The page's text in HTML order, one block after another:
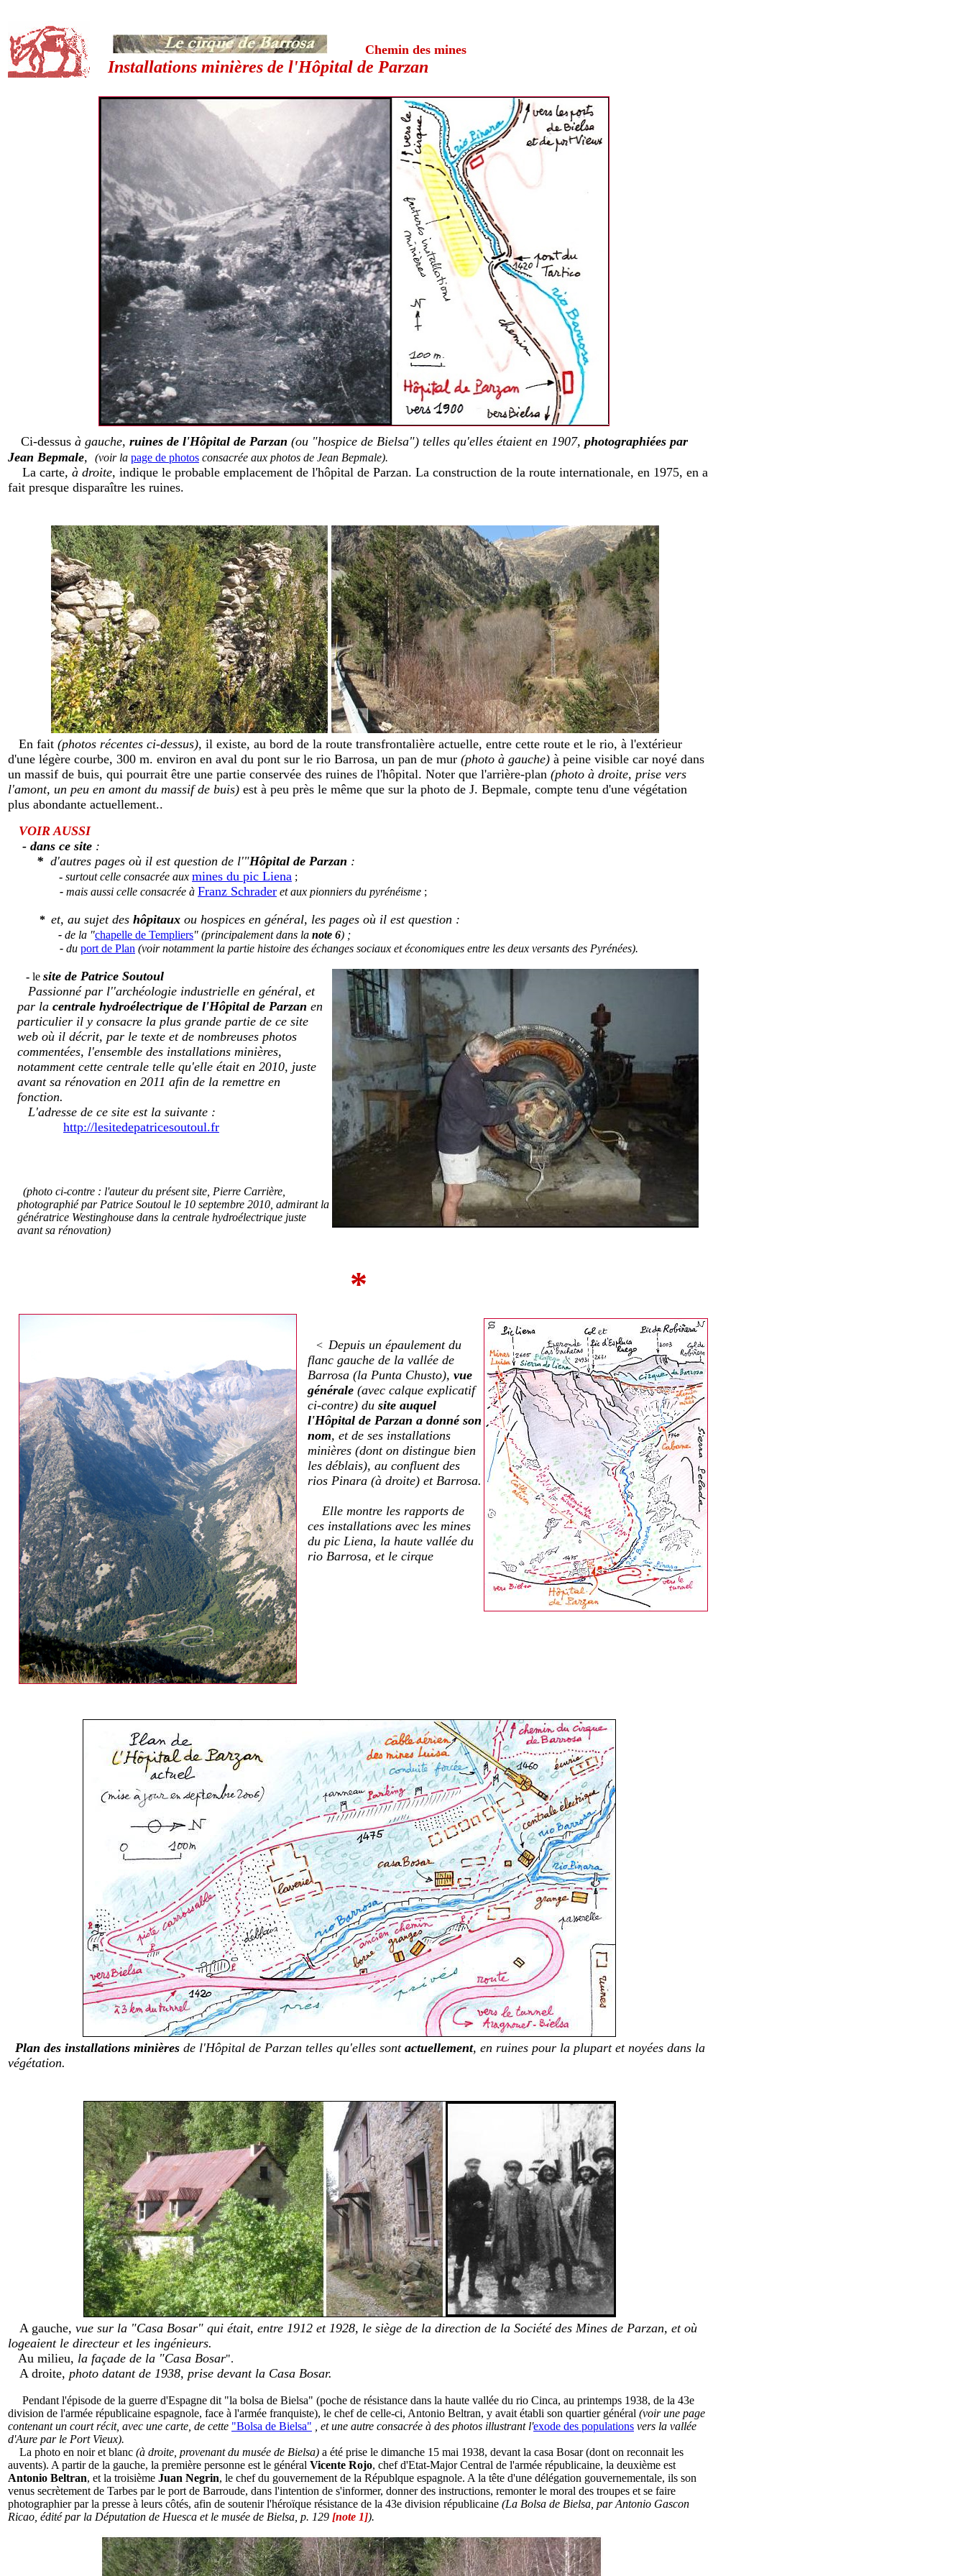
Chemin des mines
Installations minières de l'Hôpital de Parzan
Ci-dessus à gauche, ruines de l'Hôpital de Parzan (ou "hospice de Bielsa") telles qu'elles étaient en 1907, photographiées par
Jean Bepmale, (voir la page de photos consacrée aux photos de Jean Bepmale).
La carte, à droite, indique le probable emplacement de l'hôpital de Parzan. La construction de la route internationale, en 1975, en a
fait presque disparaître les ruines.
En fait (photos récentes ci-dessus), il existe, au bord de la route transfrontalière actuelle, entre cette route et le rio, à l'extérieur
d'une légère courbe, 300 m. environ en aval du pont sur le rio Barrosa, un pan de mur (photo à gauche) à peine visible car noyé dans
un massif de buis, qui pourrait être une partie conservée des ruines de l'hôpital. Noter que l'arrière-plan (photo à droite, prise vers
l'amont, un peu en amont du massif de buis) est à peu près le même que sur la photo de J. Bepmale, compte tenu d'une végétation
plus abondante actuellement..
VOIR AUSSI
- dans ce site :
* d'autres pages où il est question de l'"Hôpital de Parzan :
- surtout celle consacrée aux mines du pic Liena ;
- mais aussi celle consacrée à Franz Schrader et aux pionniers du pyrénéisme ;
* et, au sujet des hôpitaux ou hospices en général, les pages où il est question :
- de la "chapelle de Templiers" (principalement dans la note 6) ;
- du port de Plan (voir notamment la partie histoire des échanges sociaux et économiques entre les deux versants des Pyrénées).
- le site de Patrice Soutoul
Passionné par l''archéologie industrielle en général, et
par la centrale hydroélectrique de l'Hôpital de Parzan en
particulier il y consacre la plus grande partie de ce site
web où il décrit, par le texte et de nombreuses photos
commentées, l'ensemble des installations minières,
notamment cette centrale telle qu'elle était en 2010, juste
avant sa rénovation en 2011 afin de la remettre en
fonction.
L'adresse de ce site est la suivante :
http://lesitedepatricesoutoul.fr
(photo ci-contre : l'auteur du présent site, Pierre Carrière,
photographié par Patrice Soutoul le 10 septembre 2010, admirant la
génératrice Westinghouse dans la centrale hydroélectrique juste
avant sa rénovation)
*
< Depuis un épaulement du
flanc gauche de la vallée de
Barrosa (la Punta Chusto), vue
générale (avec calque explicatif
ci-contre) du site auquel
l'Hôpital de Parzan a donné son
nom, et de ses installations
minières (dont on distingue bien
les déblais), au confluent des
rios Pinara (à droite) et Barrosa.
Elle montre les rapports de
ces installations avec les mines
du pic Liena, la haute vallée du
rio Barrosa, et le cirque
Plan des installations minières de l'Hôpital de Parzan telles qu'elles sont actuellement, en ruines pour la plupart et noyées dans la
végétation.
A gauche, vue sur la "Casa Bosar" qui était, entre 1912 et 1928, le siège de la direction de la Société des Mines de Parzan, et où
logeaient le directeur et les ingénieurs.
Au milieu, la façade de la "Casa Bosar".
A droite, photo datant de 1938, prise devant la Casa Bosar.
Pendant l'épisode de la guerre d'Espagne dit "la bolsa de Bielsa" (poche de résistance dans la haute vallée du rio Cinca, au printemps 1938, de la 43e
division de l'armée républicaine espagnole, face à l'armée franquiste), le chef de celle-ci, Antonio Beltran, y avait établi son quartier général (voir une page
contenant un court récit, avec une carte, de cette "Bolsa de Bielsa" , et une autre consacrée à des photos illustrant l'exode des populations vers la vallée
d'Aure par le Port Vieux).
La photo en noir et blanc (à droite, provenant du musée de Bielsa) a été prise le dimanche 15 mai 1938, devant la casa Bosar (dont on reconnait les
auvents). A partir de la gauche, la première personne est le général Vicente Rojo, chef d'Etat-Major Central de l'armée républicaine, la deuxième est
Antonio Beltran, et la troisième Juan Negrin, le chef du gouvernement de la Républque espagnole. A la tête d'une délégation gouvernementale, ils son
venus secrètement de Tarbes par le port de Barroude, dans l'intention de s'informer, donner des instructions, remonter le moral des troupes et se faire
photographier par la presse à leurs côtés, afin de soutenir l'héroïque résistance de la 43e division républicaine (La Bolsa de Bielsa, par Antonio Gascon
Ricao, édité par la Députation de Huesca et le musée de Bielsa, p. 129 [note 1]).